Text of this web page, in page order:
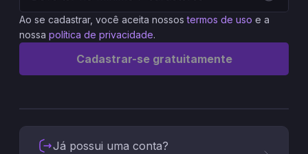
Ao se cadastrar, você aceita nossos termos de uso e a
nossa política de privacidade.
Cadastrar-se gratuitamente
Já possui uma conta?